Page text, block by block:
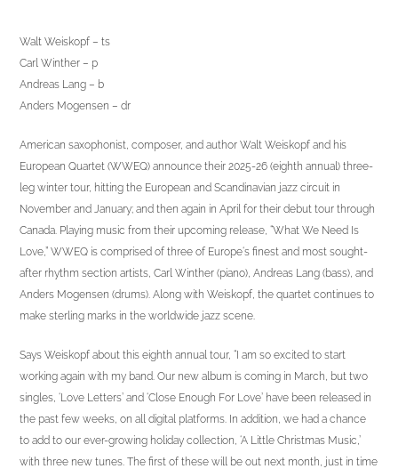
Walt Weiskopf – ts
Carl Winther – p
Andreas Lang – b
Anders Mogensen – dr
American saxophonist, composer, and author Walt Weiskopf and his
European Quartet (WWEQ) announce their 2025-26 (eighth annual) three-
leg winter tour, hitting the European and Scandinavian jazz circuit in
November and January; and then again in April for their debut tour through
Canada. Playing music from their upcoming release, “What We Need Is
Love,” WWEQ is comprised of three of Europe‘s finest and most sought-
after rhythm section artists, Carl Winther (piano), Andreas Lang (bass), and
Anders Mogensen (drums). Along with Weiskopf, the quartet continues to
make sterling marks in the worldwide jazz scene.
Says Weiskopf about this eighth annual tour, “I am so excited to start
working again with my band. Our new album is coming in March, but two
singles, ‘Love Letters’ and ‘Close Enough For Love’ have been released in
the past few weeks, on all digital platforms. In addition, we had a chance
to add to our ever-growing holiday collection, ‘A Little Christmas Music,’
with three new tunes. The first of these will be out next month, just in time